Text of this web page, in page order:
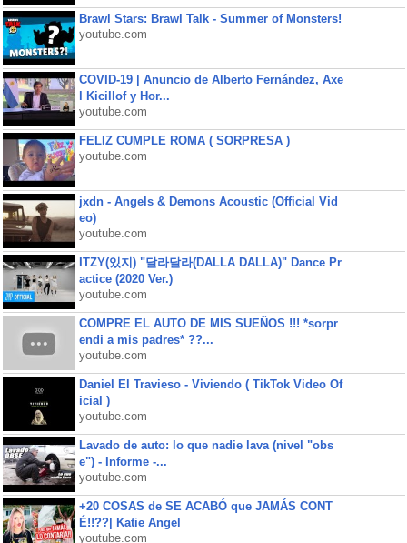
Brawl Stars: Brawl Talk - Summer of Monsters!
youtube.com
COVID-19 | Anuncio de Alberto Fernández, Axe
l Kicillof y Hor...
youtube.com
FELIZ CUMPLE ROMA ( SORPRESA )
youtube.com
jxdn - Angels & Demons Acoustic (Official Vid
eo)
youtube.com
ITZY(있지) "달라달라(DALLA DALLA)" Dance Pr
actice (2020 Ver.)
youtube.com
COMPRE EL AUTO DE MIS SUEÑOS !!! *sorpr
endi a mis padres* ??...
youtube.com
Daniel El Travieso - Viviendo ( TikTok Video Of
icial )
youtube.com
Lavado de auto: lo que nadie lava (nivel "obs
e") - Informe -...
youtube.com
+20 COSAS de SE ACABÓ que JAMÁS CONT
É!!??| Katie Angel
youtube.com